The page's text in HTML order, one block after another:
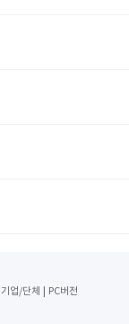
기업/단체 PC버전